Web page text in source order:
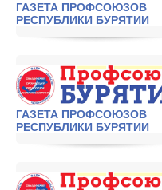
ГАЗЕТА ПРОФСОЮЗОВ
РЕСПУБЛИКИ БУРЯТИИ
ГАЗЕТА ПРОФСОЮЗОВ
РЕСПУБЛИКИ БУРЯТИИ